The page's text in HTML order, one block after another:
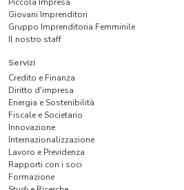
Giovani Imprenditori
Gruppo Imprenditoria Femminile
Il nostro staff
Servizi
Credito e Finanza
Diritto d'impresa
Energia e Sostenibilità
Fiscale e Societario
Innovazione
Internazionalizzazione
Lavoro e Previdenza
Rapporti con i soci
Formazione